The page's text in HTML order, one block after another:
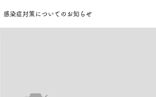
感染症対策についてのお知らせ